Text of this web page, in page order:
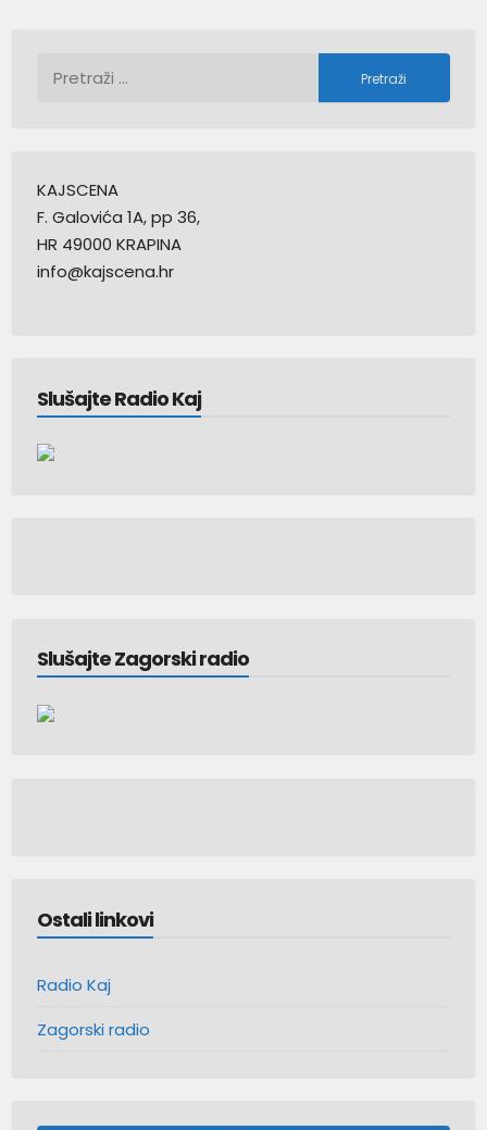
KAJSCENA
F. Galovića 1A, pp 36,
HR 49000 KRAPINA
info@kajscena.hr
Slušajte Radio Kaj
Slušajte Zagorski radio
Ostali linkovi
Radio Kaj
Zagorski radio